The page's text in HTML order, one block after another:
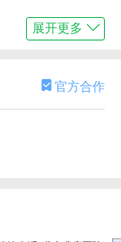
分享的知识。
卡、卡绑
孩子的疾
展开更多
官方合作